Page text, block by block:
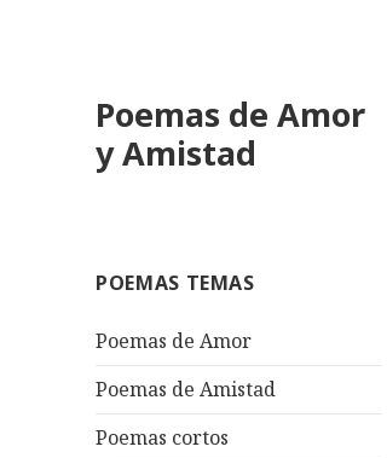
Poemas de Amor
y Amistad
POEMAS TEMAS
Poemas de Amor
Poemas de Amistad
Poemas cortos